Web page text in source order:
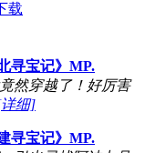
载
寻宝记》MP.
然穿越了！好厉害
细]
寻宝记》MP.